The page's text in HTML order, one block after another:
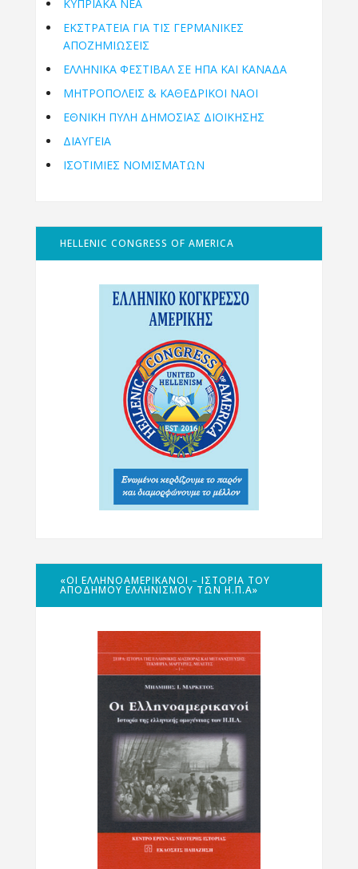
ΚΥΠΡΙΑΚΑ ΝΕΑ
ΕΚΣΤΡΑΤΕΙΑ ΓΙΑ ΤΙΣ ΓΕΡΜΑΝΙΚΕΣ
ΑΠΟΖΗΜΙΩΣΕΙΣ
ΕΛΛΗΝΙΚΆ ΦΕΣΤΙΒΆΛ ΣΕ ΗΠΑ ΚΑΙ ΚΑΝΑΔΑ
ΜΗΤΡΟΠΌΛΕΙΣ & ΚΑΘΕΔΡΙΚΟΊ ΝΑΟΊ
ΕΘΝΙΚΉ ΠΎΛΗ ΔΗΜΌΣΙΑΣ ΔΙΟΊΚΗΣΗΣ
ΔΙΑΥΓΕΙΑ
ΙΣΟΤΙΜΙΕΣ ΝΟΜΙΣΜΑΤΩΝ
HELLENIC CONGRESS OF AMERICA
«ΟΙ ΕΛΛΗΝΟΑΜΕΡΙΚΑΝΟΊ – ΙΣΤΟΡΊΑ ΤΟΥ
ΑΠΌΔΗΜΟΥ ΕΛΛΗΝΙΣΜΟΎ ΤΩΝ Η.Π.Α»